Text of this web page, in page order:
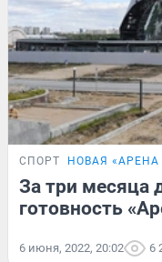
СПОРТ НОВАЯ «АРЕНА
За три месяца
готовность
6 июня, 2022, 20:02 6